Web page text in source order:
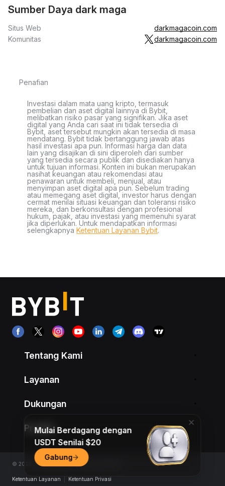
Sumber Daya dark maga
Situs Web
darkmagacoin.com
Komunitas
darkmagacoin.com
Penafian
Investasi dalam mata uang kripto, termasuk
pembelian dan aset digital lainnya di Bybit,
melibatkan risiko pasar yang signifikan. Jika aset
digital yang Anda cari saat ini tidak tersedia di
Bybit, aset tersebut mungkin akan tersedia di masa
mendatang. Bybit tidak bertanggung jawab atas
hasil investasi apa pun. Informasi harga dan data
lain yang disajikan di sini diperoleh dari sumber
yang tersedia secara publik dan disediakan hanya
untuk tujuan informasi. Konten ini bukan merupakan
nasihat keuangan atau rekomendasi atau
penawaran untuk membeli, menjual, atau
menyimpan aset digital apa pun. Sebelum trading
atau memegang aset digital, investor harus dengan
cermat menilai situasi keuangan dan toleransi risiko
mereka, dan berkonsultasi dengan profesional
hukum, pajak, atau investasi yang memenuhi syarat
jika diperlukan. Untuk mendapatkan informasi
selengkapnya Ketentuan Layanan Bybit.
Tentang Kami
Layanan
Dukungan
Produk
© 2018-2026 Bybit.com. All rights reserved.
Ketentuan Layanan Ketentuan Privasi
Mulai Berdagang dengan
USDT Senilai $20
Gabung